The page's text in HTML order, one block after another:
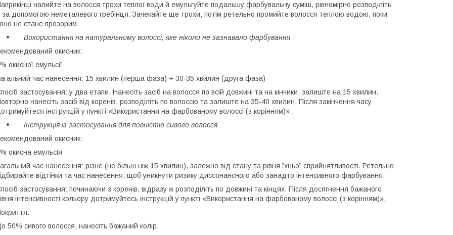
налийте на волосся трохи теплої води й емульгуйте подальшу фарбувальну суміш, рівномірно розподіліть
за допомогою неметалевого гребінця. Зачекайте ще трохи, потім ретельно промийте волосся теплою водою, поки
не стане прозорим.
Використання на натуральному волоссі, яке ніколи не зазнавало фарбування
окисник:
окисної емульсії
час нанесення: 15 хвилин (перша фаза) + 30-35 хвилин (друга фаза)
застосування: у два етапи. Нанесіть засіб на волосся по всій довжині та на кінчики, залиште на 15 хвилин.
нанесіть засіб від коренів, розподіліть по волоссю та залиште на 35-40 хвилин. Після закінчення часу
інструкцій у пункті «Використання на фарбованому волоссі (з корінням)».
Інструкція із застосування для повністю сивого волосся
окисник:
окисна емульсія
час нанесення: різне (не більш ніж 15 хвилин), залежно від стану та рівня їхньої сприйнятливості. Ретельно
відтінки та час нанесення, щоб уникнути ризику диссонансного або занадто інтенсивного фарбування.
застосування: починаючи з коренів, відразу ж розподіліть по довжині та кінцях. Після досягнення бажаного
інтенсивності кольору дотримуйтесь інструкцій у пункті «Використання на фарбованому волоссі (з корінням)».
50% сивого волосся, нанесіть бажаний колір.